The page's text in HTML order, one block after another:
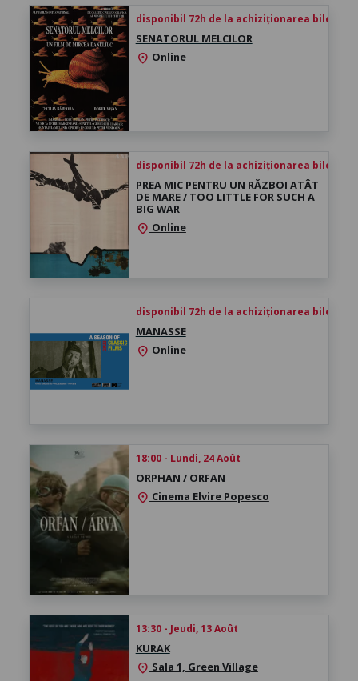
disponibil 72h de la achiziționarea biletului
SENATORUL MELCILOR
location_on Online
disponibil 72h de la achiziționarea biletului
PREA MIC PENTRU UN RĂZBOI ATÂT
DE MARE / TOO LITTLE FOR SUCH A
BIG WAR
location_on Online
disponibil 72h de la achiziționarea biletului
MANASSE
location_on Online
18:00 - Lundi, 24 Août
ORPHAN / ORFAN
location_on Cinema Elvire Popesco
13:30 - Jeudi, 13 Août
KURAK
location_on Sala 1, Green Village